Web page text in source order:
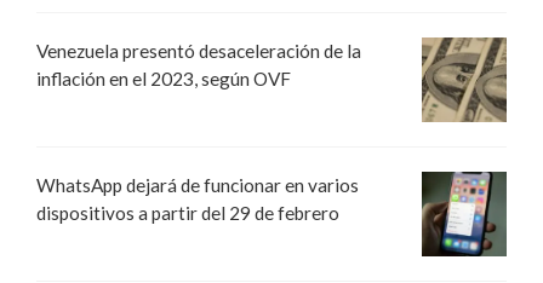
Venezuela presentó desaceleración de la
inflación en el 2023, según OVF
WhatsApp dejará de funcionar en varios
dispositivos a partir del 29 de febrero